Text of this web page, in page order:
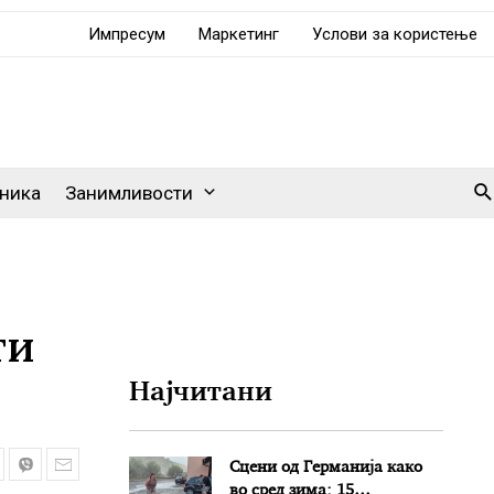
Импресум Маркетинг Услови за користење
Занимливости
Најчитани
Сцени од Германија како
во сред зима: 15